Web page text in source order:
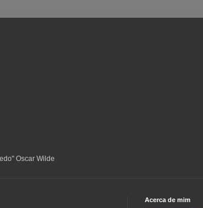
Oscar Wilde
Acerca de mim